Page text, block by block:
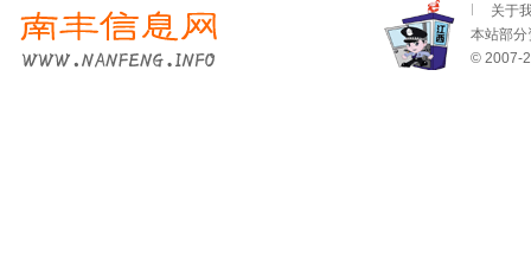
关于
本站部分
© 2007-